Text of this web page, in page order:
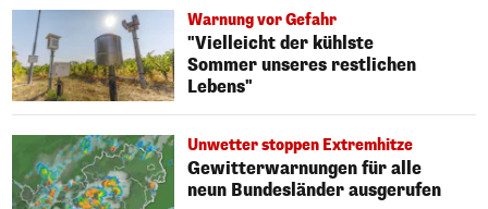
Warnung vor Gefahr
"Vielleicht der kühlste
Sommer unseres restlichen
Lebens"
Unwetter stoppen Extremhitze
Gewitterwarnungen für alle
neun Bundesländer ausgerufen